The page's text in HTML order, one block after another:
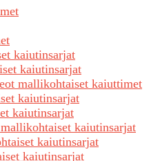
kaiutinsarjat
kaiutinsarjat
mallikohtaiset kaiuttimet
kaiutinsarjat
kaiutinsarjat
kaiutinsarjat
kaiutinsarjat
kaiutinsarjat